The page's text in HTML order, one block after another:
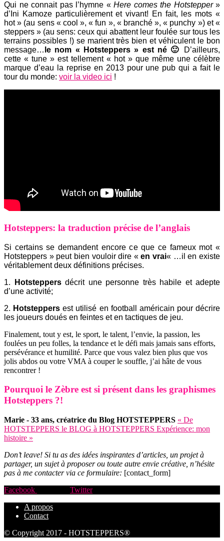
Qui ne connait pas l’hymne « Here comes the Hotstepper»
d’Ini Kamoze particulièrement et vivant! En fait, les mots «
hot » (au sens « cool », « fun », « branché », « punchy ») et «
steppers » (au sens: ceux qui abattent leur foulée sur tous les
terrains possibles !) se marient très bien et véhiculent le bon
message… le nom « Hotsteppers » est né 🙂
D’ailleurs,
cette « tune » est tellement « hot » que même une célèbre
marque d’eau la reprise en 2013 pour une pub qui a fait le
tour du monde: voir la video ici !
Hotsteppers: la traduction précise de l’anglais
Si certains se demandent encore ce que ce fameux mot «
Hotsteppers » peut bien vouloir dire «en vrai« …il en existe
véritablement deux définitions précises.
1.
Hotsteppersdécrit une personne très habile et adepte
d’une activité;
2. Hotsteppers est utilisé en football américain pour décrire
les joueurs doués en feintes et en tactiques de jeu.
Finalement, tout y est, le sport, le talent, l’envie, la passion, les
foulées un peu folles, la tendance et le défi mais jamais sans efforts,
persévérance et humilité. Parce que vous valez bien plus que vos
jolis abdos ou votre VMA à couper le souffle, j’ai hâte de vous
rencontrer !
Pourquoi le Zèbre est si présent dans les graphismes
Hotsteppers ?!
Marie - 33 ans, créatrice du Blog HOTSTEPPERS « De
HOTSTEPPERS le BLOG à HOTSTEPPERS Expérience: mon
histoire »
Don’t leave! Si tu as des idées inspirantes d’articles, un projet à
partager, un sujet à proposer ou toute autre envie créative, n’hésite
pas à me contacter via ce formulaire: [contact_form]
Facebook
Twitter
A propos
Contact
© Copyright 2017 - HOTSTEPPERS®